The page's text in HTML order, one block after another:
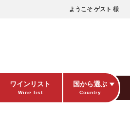
ようこそ ゲスト 様
ワインリスト
Wine list
国から選ぶ
Country